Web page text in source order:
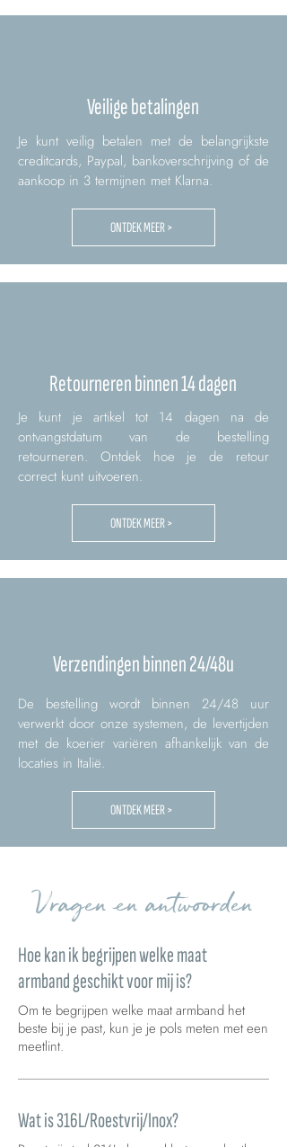
Veilige betalingen
Je kunt veilig betalen met de belangrijkste
creditcards, Paypal, bankoverschrijving of de
aankoop in 3 termijnen met Klarna.
ONTDEK MEER >
Retourneren binnen 14 dagen
Je kunt je artikel tot 14 dagen na de
ontvangstdatum van de bestelling
retourneren. Ontdek hoe je de retour
correct kunt uitvoeren.
ONTDEK MEER >
Verzendingen binnen 24/48u
De bestelling wordt binnen 24/48 uur
verwerkt door onze systemen, de levertijden
met de koerier variëren afhankelijk van de
locaties in Italië.
ONTDEK MEER >
Vragen en antwoorden
Hoe kan ik begrijpen welke maat
armband geschikt voor mij is?
Om te begrijpen welke maat armband het
beste bij je past, kun je je pols meten met een
meetlint.
Wat is 316L/Roestvrij/Inox?